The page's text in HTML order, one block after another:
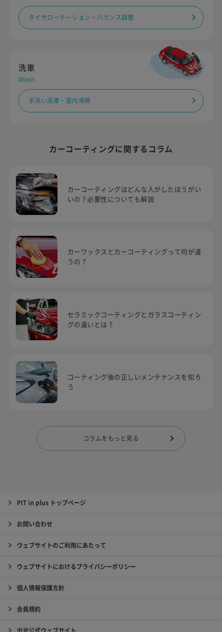
タイヤローテーション・バランス調整
洗車
Wash
手洗い洗車・室内清掃
カーコーティングに関するコラム
カーコーティングはどんな人がしたほうがい
いの？必要性についても解説
カーワックスとカーコーティングって何が違
うの？
セラミックコーティングとガラスコーティン
グの違いとは？
コーティング後の正しいメンテナンスを知ろ
う
コラムをもっと見る
PIT in plus トップページ
お問い合わせ
ウェブサイトのご利用にあたって
ウェブサイトにおけるプライバシーポリシー
個人情報保護方針
会員規約